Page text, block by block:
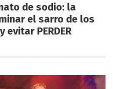
de sodio: la
el sarro de los
PERDER